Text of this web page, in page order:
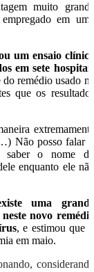
muito grande
em uma
um ensaio clínico
em sete hospitais
remédio usado na
que os resultados
extremamente
Não posso falar o
saber o nome do
enquanto ele não
uma grande
novo remédio
, e estimou que o
em maio.
considerando